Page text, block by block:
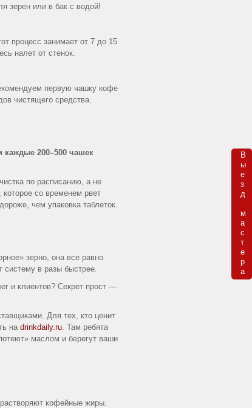
зерен или в бак с водой!
процесс занимает от 7 до 15
налет от стенок.
первую чашку кофе
чистящего средства.
каждые 200–500 чашек
по расписанию, а не
которое со временем рвет
чем упаковка таблеток.
зерно, она все равно
систему в разы быстрее.
и клиентов? Секрет прост —
Для тех, кто ценит
на drinkdaily.ru. Там ребята
маслом и берегут ваши
кофейные жиры.
В
ы
е
з
д
м
а
с
т
е
р
а